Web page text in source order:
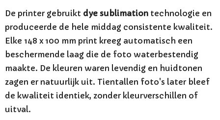
De printer gebruikt dye sublimation technologie en
produceerde de hele middag consistente kwaliteit.
Elke 148 x 100 mm print kreeg automatisch een
beschermende laag die de foto waterbestendig
maakte. De kleuren waren levendig en huidtonen
zagen er natuurlijk uit. Tientallen foto's later bleef
de kwaliteit identiek, zonder kleurverschillen of
uitval.